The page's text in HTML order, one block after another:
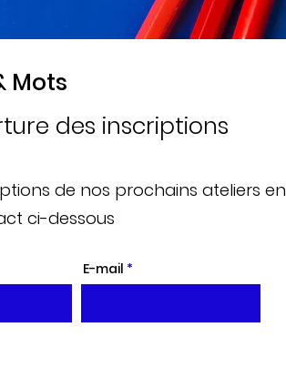
Mots
des inscriptions
de nos prochains ateliers en
ci-dessous
E-mail